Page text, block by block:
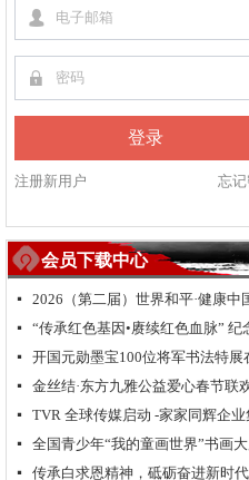
넙
끕
登录
忘
注册新用户
会员下载中心
넷
넷
넷
넷
넷
넷
넷